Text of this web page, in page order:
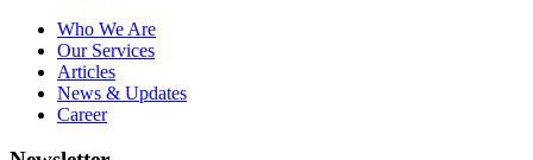
Who We Are
Our Services
Articles
News & Updates
Career